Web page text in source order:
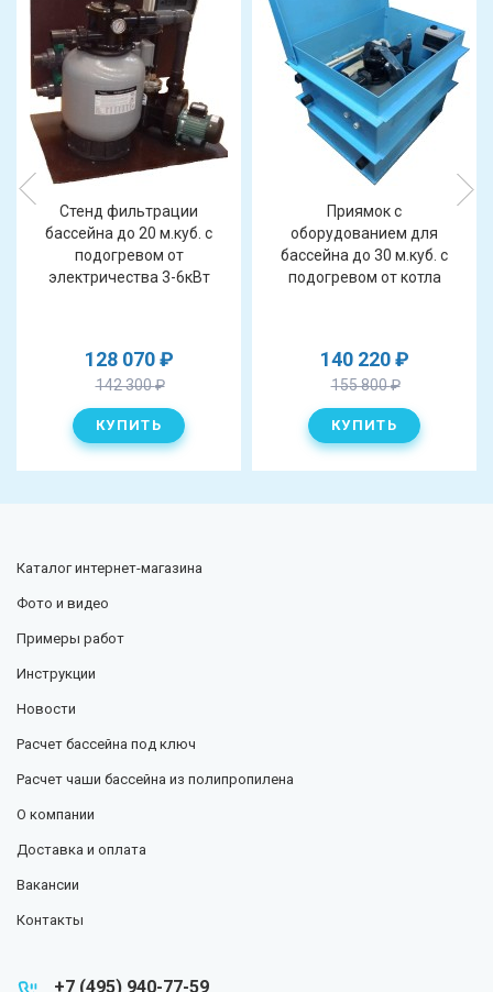
Cтенд фильтрации
бассейна до 20 м.куб. с
подогревом от
электричества 3-6кВт
128 070₽
142 300₽
Приямок с
оборудованием для
бассейна до 30 м.куб. с
подогревом от котла
140 220₽
155 800₽
Каталогинтернет-магазина
Фото и видео
Примеры работ
Инструкции
Новости
Расчет бассейна под ключ
Расчет чаши бассейна из полипропилена
О компании
Доставка и оплата
Вакансии
Контакты
+7 (495) 940-77-59